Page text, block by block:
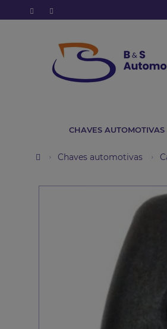
CHAVES AUTOMOTIVAS
Chaves automotivas